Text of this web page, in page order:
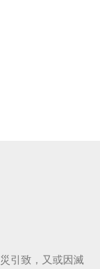
引致，又或因滅